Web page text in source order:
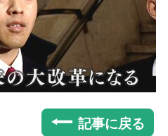
記事に戻る